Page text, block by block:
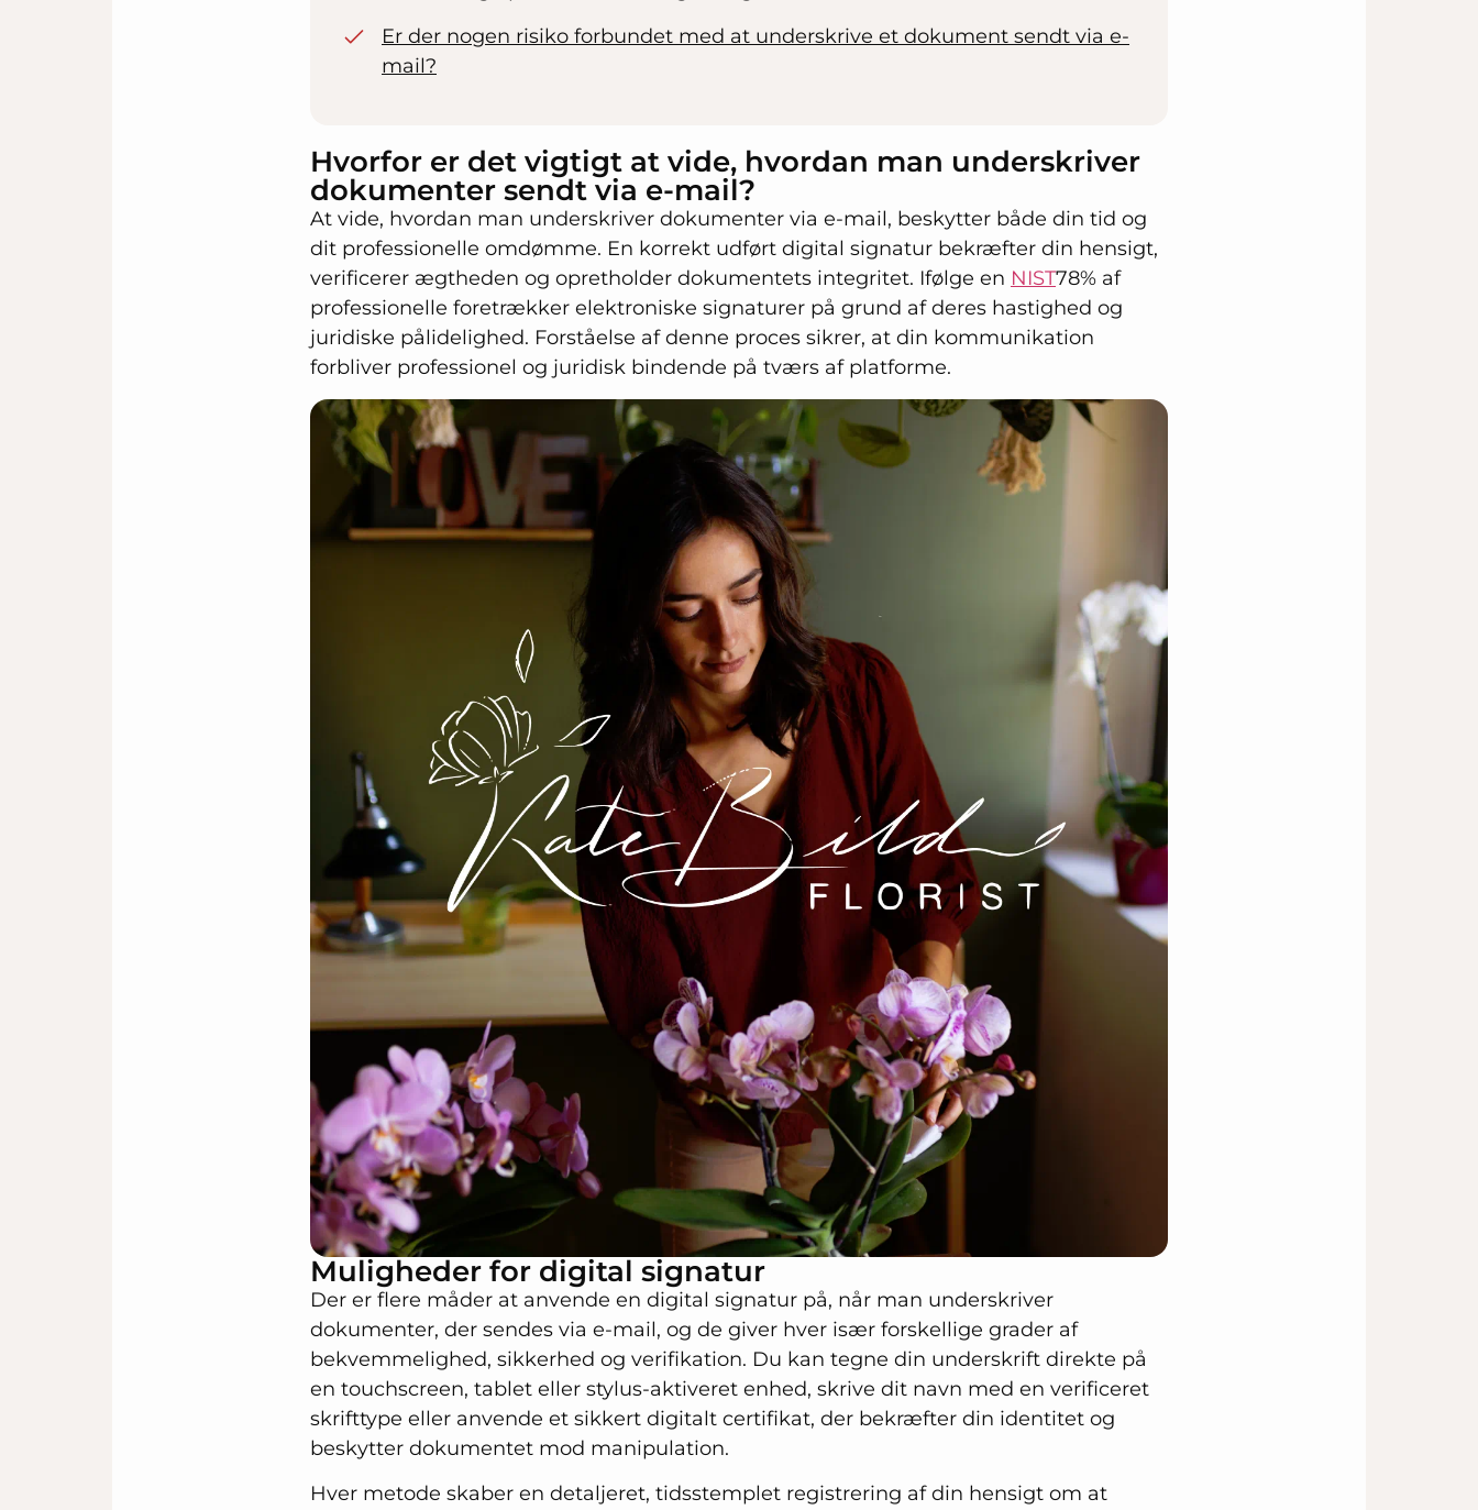
Er der nogen risiko forbundet med at underskrive et dokument sendt via e-
mail?
Hvorfor er det vigtigt at vide, hvordan man underskriver
dokumenter sendt via e-mail?
At vide, hvordan man underskriver dokumenter via e-mail, beskytter både din tid og
dit professionelle omdømme. En korrekt udført digital signatur bekræfter din hensigt,
verificerer ægtheden og opretholder dokumentets integritet. Ifølge en NIST78% af
professionelle foretrækker elektroniske signaturer på grund af deres hastighed og
juridiske pålidelighed. Forståelse af denne proces sikrer, at din kommunikation
forbliver professionel og juridisk bindende på tværs af platforme.
Muligheder for digital signatur
Der er flere måder at anvende en digital signatur på, når man underskriver
dokumenter, der sendes via e-mail, og de giver hver især forskellige grader af
bekvemmelighed, sikkerhed og verifikation. Du kan tegne din underskrift direkte på
en touchscreen, tablet eller stylus-aktiveret enhed, skrive dit navn med en verificeret
skrifttype eller anvende et sikkert digitalt certifikat, der bekræfter din identitet og
beskytter dokumentet mod manipulation.
Hver metode skaber en detaljeret, tidsstemplet registrering af din hensigt om at